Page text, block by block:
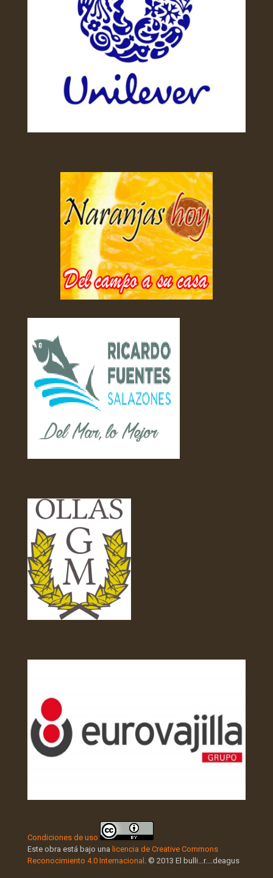
Condiciones de uso
Este obra está bajo una licencia de Creative Commons
Reconocimiento 4.0 Internacional
. © 2013 El bulli...r....deagus